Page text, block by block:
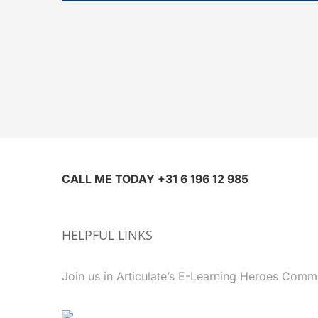
CALL ME TODAY +31 6 196 12 985
HELPFUL LINKS
Join us in Articulate’s E-Learning Heroes